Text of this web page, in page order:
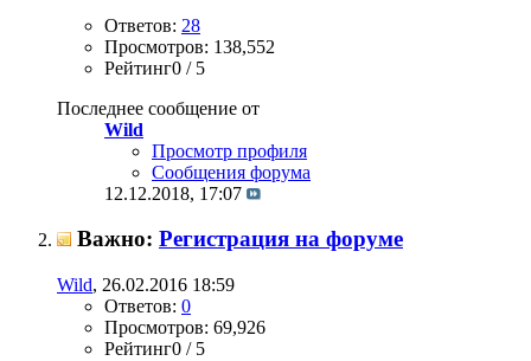
Ответов: 28
Просмотров: 138,552
Рейтинг0 / 5
Последнее сообщение от
Wild
Просмотр профиля
Сообщения форума
12.12.2018, 17:07
Важно: Регистрация на форуме
Wild, 26.02.2016 18:59
Ответов: 0
Просмотров: 69,926
Рейтинг0 / 5